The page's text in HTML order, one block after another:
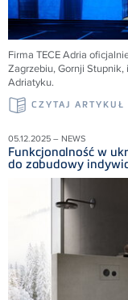
Firma TECEAdria
Zagrzebiu, Gornji
Adriatyku.
CZYTAJ ARTYKUŁ
05.12.2025 – NEWS
Funkcjonalność w
do zabudowy